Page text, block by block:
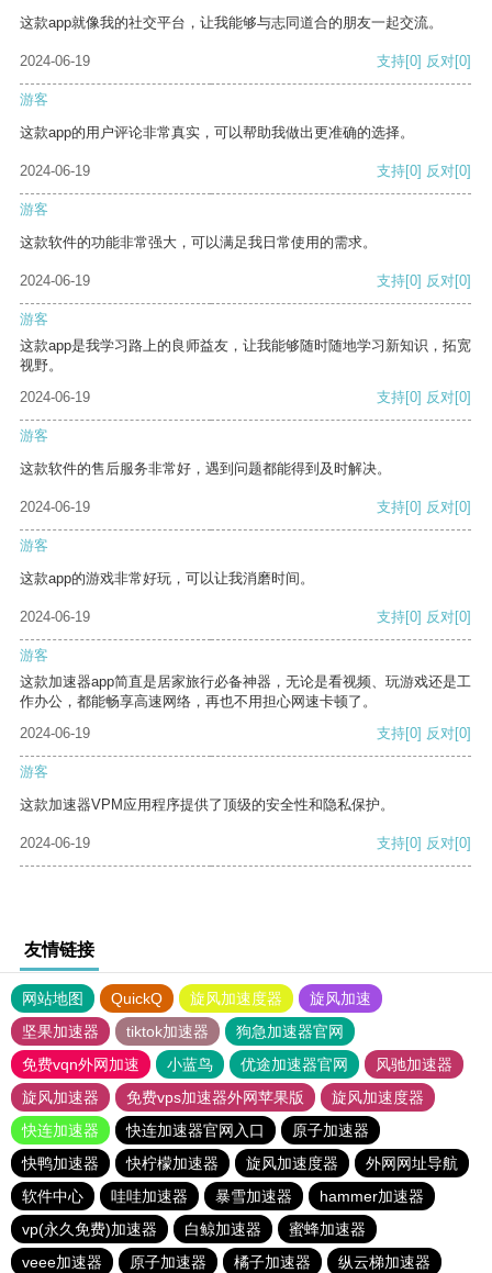
这款app就像我的社交平台，让我能够与志同道合的朋友一起交流。
2024-06-19 支持[0] 反对[0]
游客
这款app的用户评论非常真实，可以帮助我做出更准确的选择。
2024-06-19 支持[0] 反对[0]
游客
这款软件的功能非常强大，可以满足我日常使用的需求。
2024-06-19 支持[0] 反对[0]
游客
这款app是我学习路上的良师益友，让我能够随时随地学习新知识，拓宽
视野。
2024-06-19
支持[0] 反对[0]
游客
这款软件的售后服务非常好，遇到问题都能得到及时解决。
2024-06-19 支持[0] 反对[0]
游客
这款app的游戏非常好玩，可以让我消磨时间。
2024-06-19 支持[0] 反对[0]
游客
这款加速器app简直是居家旅行必备神器，无论是看视频、玩游戏还是工
作办公，都能畅享高速网络，再也不用担心网速卡顿了。
2024-06-19
支持[0] 反对[0]
游客
这款加速器VPM应用程序提供了顶级的安全性和隐私保护。
2024-06-19 支持[0] 反对[0]
友情链接
网站地图 QuickQ 旋风加速度器
旋风加速
坚果加速器
tiktok加速器
狗急加速器官网
免费vqn外网加速
小蓝鸟 优途加速器官网
风驰加速器
旋风加速器
免费vps加速器外网苹果版
旋风加速度器
快连加速器
快连加速器官网入口
原子加速器
快鸭加速器
快柠檬加速器 旋风加速度器
外网网址导航
软件中心
哇哇加速器 暴雪加速器
hammer加速器
vp(永久免费)加速器
白鲸加速器
蜜蜂加速器
veee加速器
原子加速器 橘子加速器 纵云梯加速器